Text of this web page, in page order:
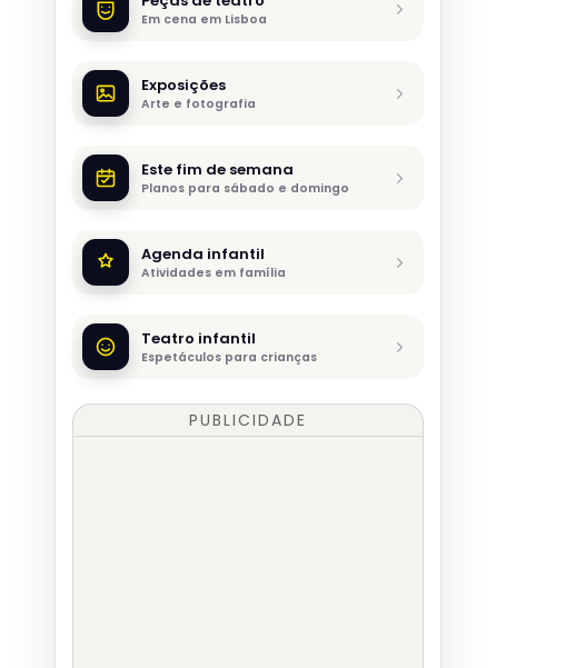
Em cena em Lisboa
Exposições
Arte e fotografia
Este fim de semana
Planos para sábado e domingo
Agenda infantil
Atividades em família
Teatro infantil
Espetáculos para crianças
PUBLICIDADE